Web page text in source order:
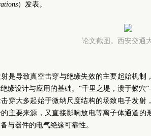
）发表。
论文截图。西安交通
是导致真空击穿与绝缘失效的主要起始机制
缘设计与应用的基础。“千里之堤，溃于蚁
穿大多起始于微纳尺度结构的场致电子发射
主要来源，又直接影响放电等离子体通道的
与器件的电气绝缘可靠性。